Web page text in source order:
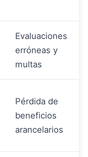
Evaluaciones
erróneas y
multas
Pérdida de
beneficios
arancelarios